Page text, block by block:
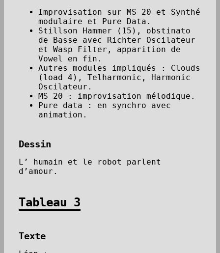
Improvisation sur MS 20 et Synthé
modulaire et Pure Data.
Stillson Hammer (15), obstinato
de Basse avec Richter Oscilateur
et Wasp Filter, apparition de
Vowel en fin.
Autres modules impliqués : Clouds
(load 4), Telharmonic, Harmonic
Oscilateur.
MS 20 : improvisation mélodique.
Pure data : en synchro avec
animation.
Dessin
L’ humain et le robot parlent
d’amour.
Tableau 3
Texte